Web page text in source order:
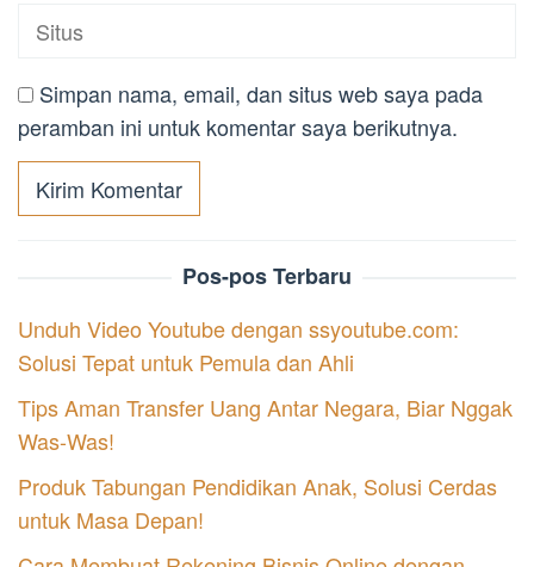
Simpan nama, email, dan situs web saya pada
peramban ini untuk komentar saya berikutnya.
Pos-pos Terbaru
Unduh Video Youtube dengan ssyoutube.com:
Solusi Tepat untuk Pemula dan Ahli
Tips Aman Transfer Uang Antar Negara, Biar Nggak
Was-Was!
Produk Tabungan Pendidikan Anak, Solusi Cerdas
untuk Masa Depan!